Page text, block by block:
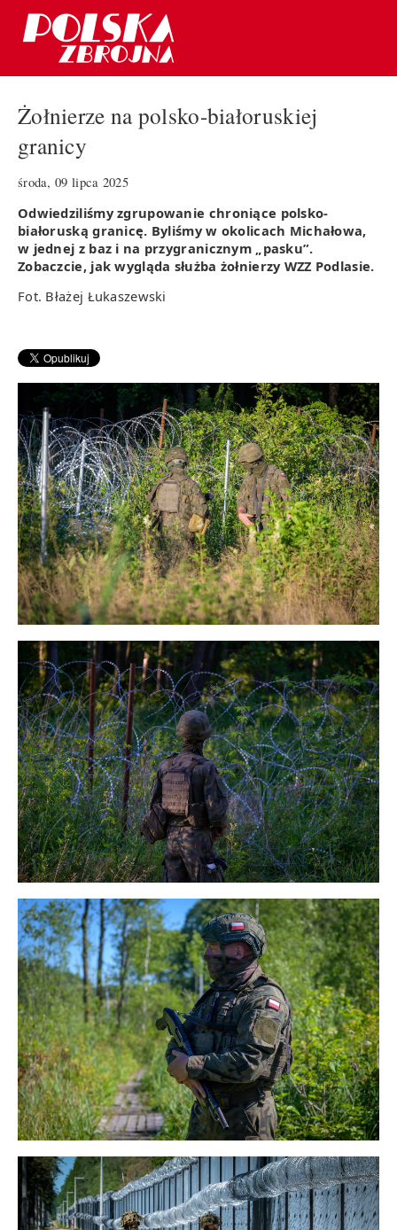
Żołnierze na polsko-białoruskiej
granicy
środa, 09 lipca 2025
Odwiedziliśmy zgrupowanie chroniące polsko-
białoruską granicę. Byliśmy w okolicach Michałowa,
w jednej z baz i na przygranicznym „pasku”.
Zobaczcie, jak wygląda służba żołnierzy WZZ Podlasie.
Fot. Błażej Łukaszewski